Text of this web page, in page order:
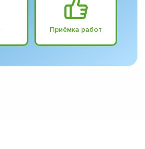
Приёмка работ